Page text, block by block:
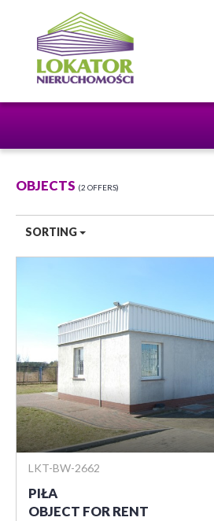
OBJECTS 2 OFFERS
SORTING
LKT-BW-2662
PIŁA
OBJECT FOR RENT